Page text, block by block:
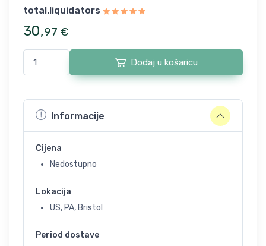
total.liquidators
30,97 €
Dodaj u košaricu
Informacije
Cijena
Nedostupno
Lokacija
US, PA, Bristol
Period dostave